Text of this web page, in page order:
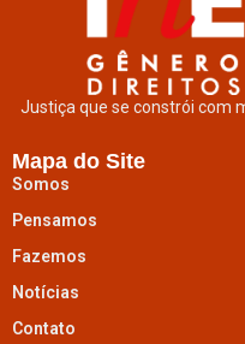
Justiça que se constrói com
Mapa do Site
Somos
Pensamos
Fazemos
Notícias
Contato